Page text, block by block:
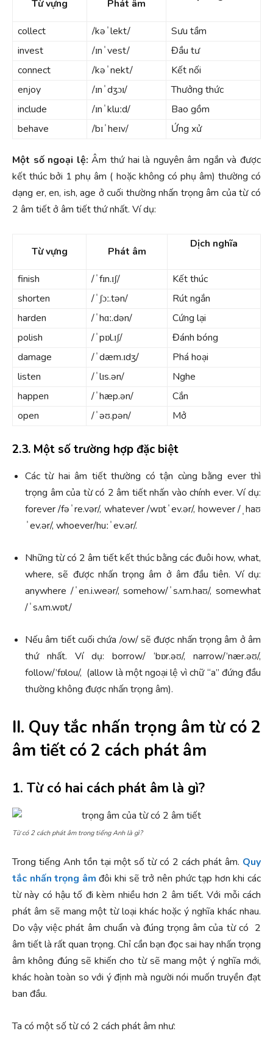
Từ vựng Phát âm
collect /kəˈlekt/
Sưu tầm
invest
/ɪnˈvest/
Đầu tư
connect
/kəˈnekt/
Kết nối
enjoy
/ɪnˈdʒɔɪ/
Thưởng thức
include
/ɪnˈkluːd/
Bao gồm
behave
/bɪˈheɪv/ Ứng xử
Một số ngoại lệ: Âm thứ hai là nguyên âm ngắn và được
kết thúc bởi 1 phụ âm ( hoặc không có phụ âm) thường có
dạng er, en, ish, age ở cuối thường nhấn trọng âm của từ có
2 âm tiết ở âm tiết thứ nhất. Ví dụ:
Từ vựng Phát âm
Dịch nghĩa
finish /ˈfɪn.ɪʃ/
Kết thúc
shorten
/ˈʃɔː.tən/
Rút ngắn
harden
/ˈhɑː.dən/
Cứng lại
polish
/ˈpɒl.ɪʃ/
Đánh bóng
damage
/ˈdæm.ɪdʒ/
Phá hoại
listen
/ˈlɪs.ən/
Nghe
happen
/ˈhæp.ən/
Cắn
open
/ˈəʊ.pən/ Mở
2.3. Một số trường hợp đặc biệt
Các từ hai âm tiết thường có tận cùng bằng ever thì
trọng âm của từ có 2 âm tiết nhấn vào chính ever. Ví dụ:
forever /fəˈre.vər/, whatever /wɒtˈev.ər/, however /ˌhaʊ
ˈev.ər/, whoever/huːˈev.ər/.
Những từ có 2 âm tiết kết thúc bằng các đuôi how, what,
where, sẽ được nhấn trọng âm ở âm đầu tiên. Ví dụ:
anywhere /ˈen.i.weər/, somehow/ˈsʌm.haʊ/, somewhat
/ˈsʌm.wɒt/
Nếu âm tiết cuối chứa /ow/ sẽ được nhấn trọng âm ở âm
thứ nhất. Ví dụ: borrow/ ‘bɒr.əʊ/, narrow/’nær.əʊ/,
follow/’fɒlou/, (allow là một ngoại lệ vì chữ “a” đứng đầu
thường không được nhấn trọng âm).
II. Quy tắc nhấn trọng âm từ có 2
âm tiết có 2 cách phát âm
1. Từ có hai cách phát âm là gì?
Từ có 2 cách phát âm trong tiếng Anh là gì?
Trong tiếng Anh tồn tại một số từ có 2 cách phát âm. Quy
tắc nhấn trọng âm đôi khi sẽ trở nên phức tạp hơn khi các
từ này có hậu tố đi kèm nhiều hơn 2 âm tiết. Với mỗi cách
phát âm sẽ mang một từ loại khác hoặc ý nghĩa khác nhau.
Do vậy việc phát âm chuẩn và đúng trọng âm của từ có 2
âm tiết là rất quan trọng. Chỉ cần bạn đọc sai hay nhấn trọng
âm không đúng sẽ khiến cho từ sẽ mang một ý nghĩa mới,
khác hoàn toàn so với ý định mà người nói muốn truyền đạt
ban đầu.
Ta có một số từ có 2 cách phát âm như: